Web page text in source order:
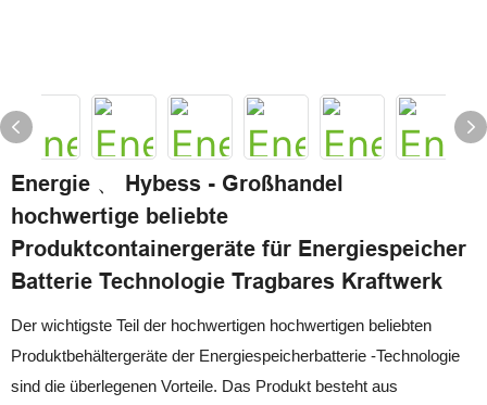
Energie 、 Hybess - Großhandel
hochwertige beliebte
Produktcontainergeräte für Energiespeicher
Batterie Technologie Tragbares Kraftwerk
Der wichtigste Teil der hochwertigen hochwertigen beliebten
Produktbehältergeräte der Energiespeicherbatterie -Technologie
sind die überlegenen Vorteile. Das Produkt besteht aus